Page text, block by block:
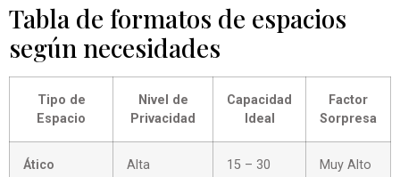
Tabla de formatos de espacios
según necesidades
Tipo de
Espacio
Nivel de
Privacidad
Capacidad
Ideal
Factor
Sorpresa
Ático Alta
15 – 30
Muy Alto